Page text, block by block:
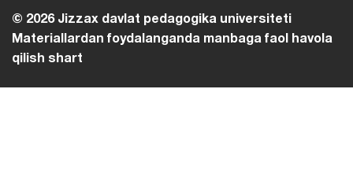
© 2026 Jizzax davlat pedagogika universiteti
Materiallardan foydalanganda manbaga faol havola
qilish shart